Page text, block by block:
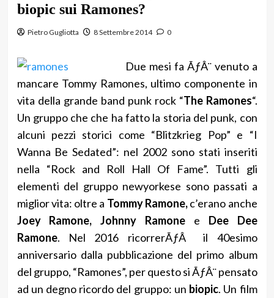
biopic sui Ramones?
Pietro Gugliotta 8 Settembre 2014 0
Due mesi fa ÃƒÂ¨ venuto a
mancare Tommy Ramones, ultimo componente in
vita della grande band punk rock “The Ramones“.
Un gruppo che che ha fatto la storia del punk, con
alcuni pezzi storici come “Blitzkrieg Pop” e “I
Wanna Be Sedated”: nel 2002 sono stati inseriti
nella “Rock and Roll Hall Of Fame”. Tutti gli
elementi del gruppo newyorkese sono passati a
miglior vita: oltre a Tommy Ramone,c’erano anche
Joey Ramone, Johnny Ramone e Dee Dee
Ramone. Nel 2016 ricorrerÃƒÂ il 40esimo
anniversario dalla pubblicazione del primo album
del gruppo, “Ramones”, per questo si ÃƒÂ¨ pensato
ad un degno ricordo del gruppo: un biopic. Un film